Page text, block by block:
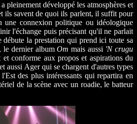
a pleinement développé les atmosphères et
ils savent de quoi ils parlent, il suffit pour
une connexion politique ou idéologique
l'échange puis précisant qu'il ne parlait
débute la prestation qui prend ici toute sa
le dernier albumOm mais aussi 'N crugu
conforme aux propos et aspirations du
aussi Ager qui se chargent d'autres types
des plus intéressants qui repartira en
de la scène avec un roadie, le batteur